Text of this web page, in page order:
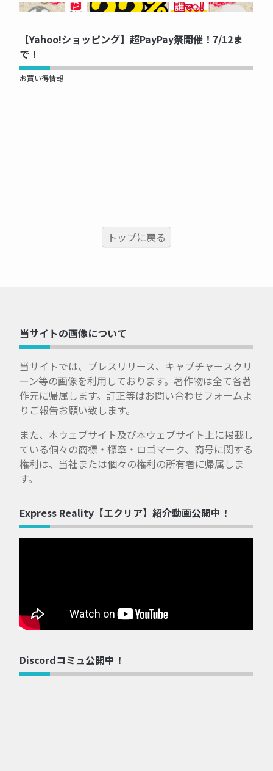
NOW PRINTING...
【Yahoo!ショッピング】超PayPay祭開催！7/12ま
で！
お買い得情報
トップに戻る
当サイトの画像について
当サイトでは、プレスリリース、キャプチャースクリ
ーン等の画像を利用しております。著作物は全て各著
作元に帰属します。訂正等はお問い合わせフォームよ
りご報告お願い致します。
また、本ウェブサイト及び本ウェブサイト上に掲載し
ている個々の商標・標章・ロゴマーク、商号に関する
権利は、当社または個々の権利の所有者に帰属しま
す。
Express Reality【エクリア】紹介動画公開中！
Discordコミュ公開中！